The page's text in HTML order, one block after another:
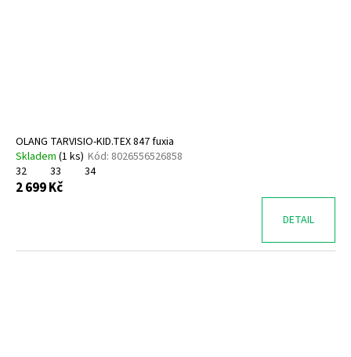
OLANG TARVISIO-KID.TEX 847 fuxia
Skladem (1 ks) Kód: 8026556526858
32
33 34
2 699 Kč
DETAIL